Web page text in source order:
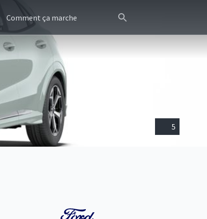
Comment ça marche
5